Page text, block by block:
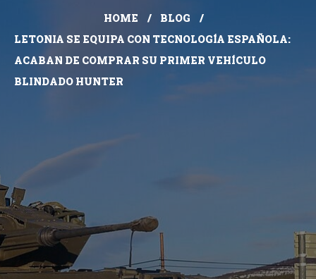
HOME
BLOG
LETONIA SE EQUIPA CON TECNOLOGÍA ESPAÑOLA:
ACABAN DE COMPRAR SU PRIMER VEHÍCULO
BLINDADO HUNTER